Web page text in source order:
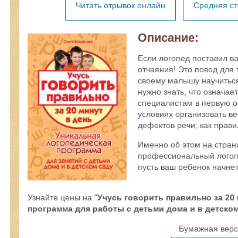
Читать отрывок онлайн Средняя
Описание:
Если логопед поставил
отчаяния! Это повод для
своему малышу
нужно знать, что
специалистам в первую
условиях организовать
дефектов речи; как
Именно об этом на
профессиональный
пусть ваш ребенок
Узнайте цены на "Учусь говорить правильно за
программа для работы с детьми дома и в
Бумажная